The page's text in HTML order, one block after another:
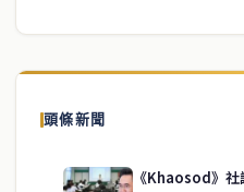
頭條新聞
《Khaosod》